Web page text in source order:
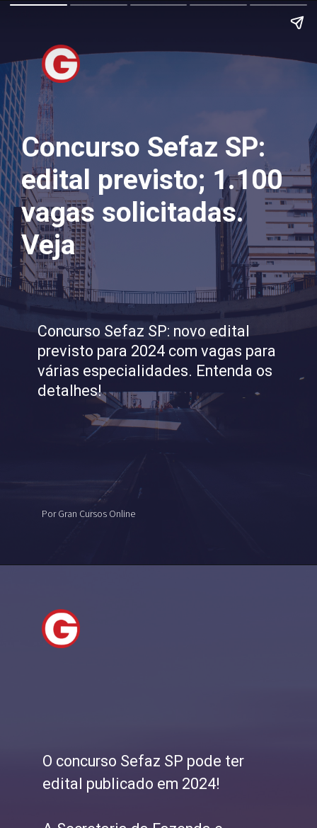
Concurso Sefaz SP:
edital previsto; 1.100
vagas solicitadas.
Veja
Concurso Sefaz SP: novo edital
previsto para 2024 com vagas para
várias especialidades. Entenda os
detalhes!
Por Gran Cursos Online
O concurso Sefaz SP pode ter
edital publicado em 2024!